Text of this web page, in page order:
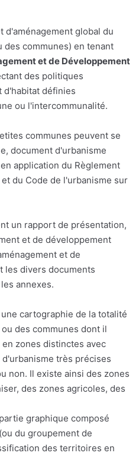
d'aménagement global du
communes) en tenant
et de Développement
des politiques
d'habitat définies
ou l'intercommunalité.
communes peuvent se
document d'urbanisme
application du Règlement
du Code de l'urbanisme sur
un rapport de présentation,
et de développement
et de
les divers documents
annexes.
cartographie de la totalité
des communes dont il
zones distinctes avec
très précises
non. Il existe ainsi des zones
des zones agricoles, des
graphique composé
du groupement de
des territoires en